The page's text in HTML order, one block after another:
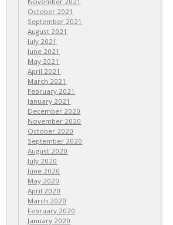
October 2021
September 2021
August 2021
July 2021
June 2021
May 2021
April 2021
March 2021
February 2021
January 2021
December 2020
November 2020
October 2020
September 2020
August 2020
July 2020
June 2020
May 2020
April 2020
March 2020
February 2020
January 2020